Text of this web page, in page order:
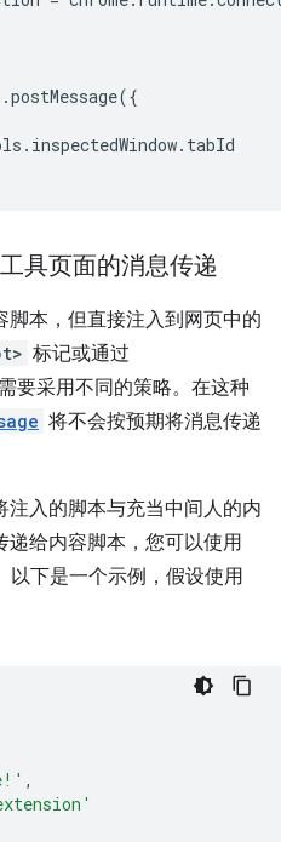
.postMessage({
. inspectedWindow. tabId
具页面的消息传递
本，但直接注入到网页中的
标记或通过
要采用不同的策略。在这种
将不会按预期将消息传递
入的脚本与充当中间人的内
给内容脚本，您可以使用
以下是一个示例，假设使用
,